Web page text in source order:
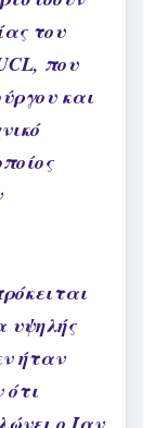
του
που
και
υψηλής
ήταν
ότι